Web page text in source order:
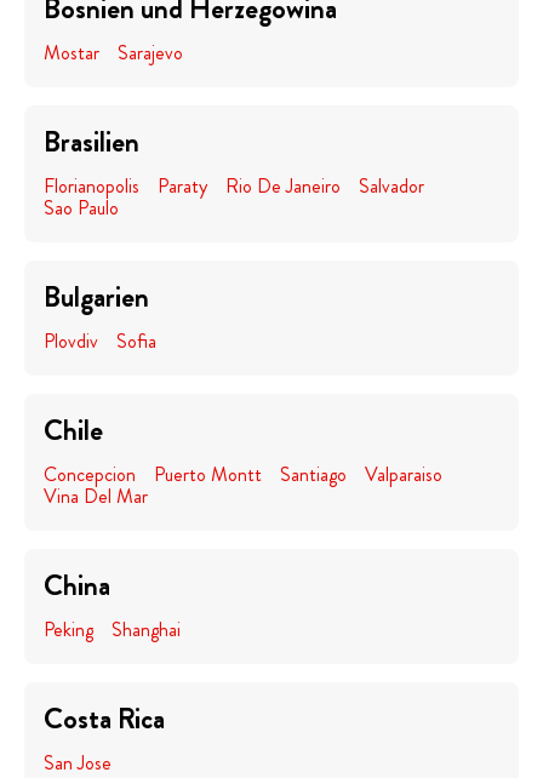
Bosnien und Herzegowina
Mostar Sarajevo
Brasilien
Florianopolis Paraty Rio De Janeiro Salvador
Sao Paulo
Bulgarien
Plovdiv Sofia
Chile
Concepcion Puerto Montt Santiago Valparaiso
Vina Del Mar
China
Peking Shanghai
Costa Rica
San Jose